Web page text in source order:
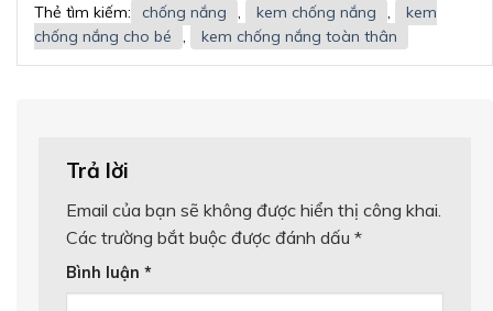
Thẻ tìm kiếm:
chống nắng , kem chống nắng ,
kem
chống nắng cho bé
, kem chống nắng toàn thân
Trả lời
Email của bạn sẽ không được hiển thị công khai.
Các trường bắt buộc được đánh dấu *
Bình luận *